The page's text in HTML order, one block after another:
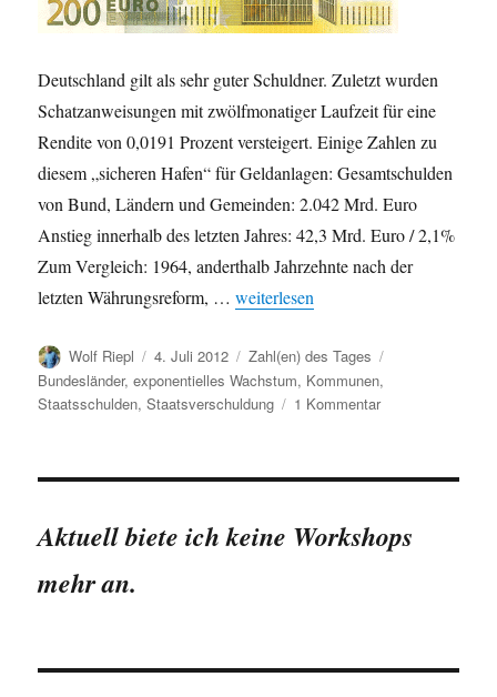
Deutschland gilt als sehr guter Schuldner. Zuletzt wurden
Schatzanweisungen mit zwölfmonatiger Laufzeit für eine
Rendite von 0,0191 Prozent versteigert. Einige Zahlen zu
diesem „sicheren Hafen“ für Geldanlagen: Gesamtschulden
von Bund, Ländern und Gemeinden: 2.042 Mrd. Euro
Anstieg innerhalb des letzten Jahres: 42,3 Mrd. Euro / 2,1%
Zum Vergleich: 1964, anderthalb Jahrzehnte nach der
letzten Währungsreform, …„Deutsche Staatsschulden klettern
weiterlesen
Autor
Wolf Riepl
Veröffentlicht
am
4. Juli 2012 Kategorien
Zahl(en) des Tages
Bundesländer,exponentielles Wachstum, Kommunen,
Staatsschulden,Staatsverschuldung 1 Kommentarzu
klettern
Marke
Aktuell biete ich keine Workshops
mehr an.